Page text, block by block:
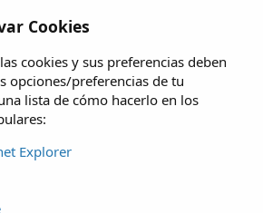
Cookies
cookies y sus preferencias deben
opciones/preferencias de tu
lista de cómo hacerlo en los
Explorer